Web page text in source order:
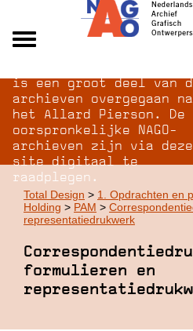
Over NAGO
Over WCI
Inloggen
is een groot deel van
archieven overgegaan
het Allard Pierson. De
oorspronkelijke NAGO-
archieven zijn via deze
site digitaal te
raadplegen.
Total Design > 1. Opdrachten en
Holding > PAM >
representatiedrukwerk
formulieren en